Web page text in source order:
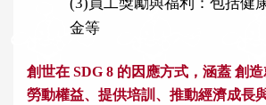
(3) 員工獎勵與福利：包括健
金等
創世在 SDG 8 的因應方式，涵蓋 創
勞動權益、提供培訓、推動經濟成長